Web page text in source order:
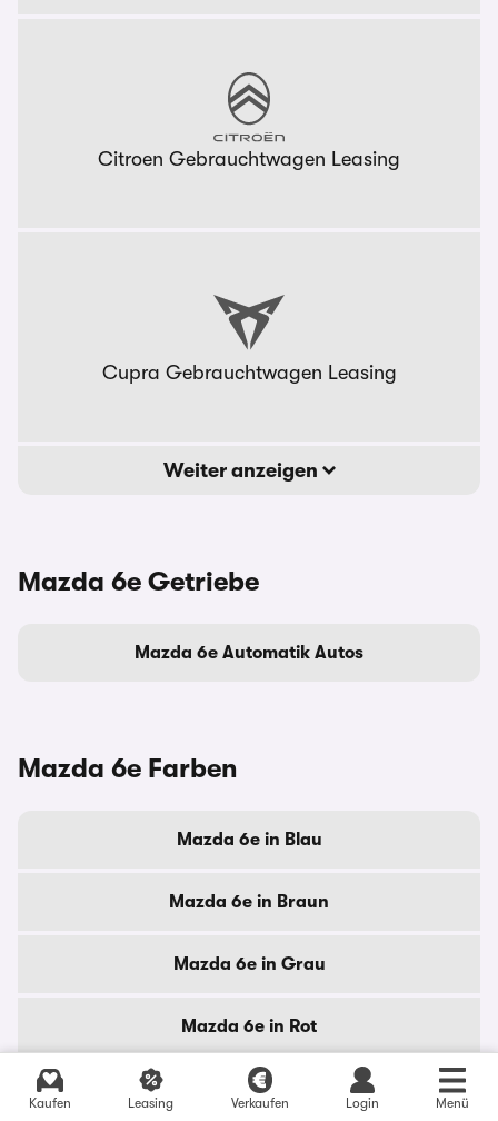
Kaufen Leasing Verkaufen Login Menü
Citroen Gebrauchtwagen Leasing
Cupra Gebrauchtwagen Leasing
Weiter anzeigen
Mazda 6e Getriebe
Mazda 6e Automatik Autos
Mazda 6e Farben
Mazda 6e in Blau
Mazda 6e in Braun
Mazda 6e in Grau
Mazda 6e in Rot
Mazda 6e in Schwarz